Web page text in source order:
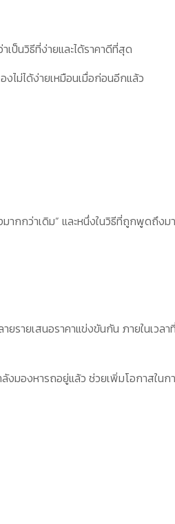
เป็นวิธีที่ง่ายและได้ราคาดีที่สุด
งไม่ได้ง่ายเหมือนเมื่อก่อนอีกแล้ว
มากกว่าเดิม” และหนึ่งในวิธีที่ถูกพูดถึงม
ยรายเสนอราคาแข่งขันกัน ภายในเวลาที่
มองหารถอยู่แล้ว ช่วยเพิ่มโอกาสในก